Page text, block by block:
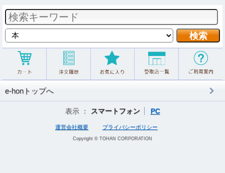
e-honトップへ
表示 ： スマートフォン PC
運営会社概要 プライバシーポリシー
Copyright © TOHAN CORPORATION